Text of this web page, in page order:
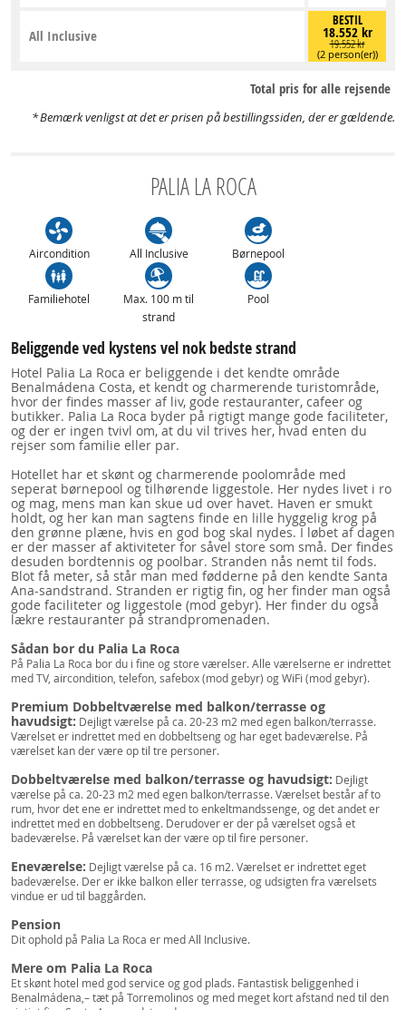
BESTIL
18.552 kr
19.552 kr
(2 person(er))
All Inclusive
Total pris for alle rejsende
Bemærk venligst at det er prisen på bestillingssiden, der er gældende.
PALIA LA ROCA
Aircondition All Inclusive Børnepool
Familiehotel
Max. 100 m til
strand
Pool
Beliggende ved kystens vel nok bedste strand
Hotel Palia La Roca er beliggende i det kendte område
Benalmádena Costa, et kendt og charmerende turistområde,
hvor der findes masser af liv, gode restauranter, cafeer og
butikker. Palia La Roca byder på rigtigt mange gode faciliteter,
og der er ingen tvivl om, at du vil trives her, hvad enten du
rejser som familie eller par.
Hotellet har et skønt og charmerende poolområde med
seperat børnepool og tilhørende liggestole. Her nydes livet i ro
og mag, mens man kan skue ud over havet. Haven er smukt
holdt, og her kan man sagtens finde en lille hyggelig krog på
den grønne plæne, hvis en god bog skal nydes. I løbet af dagen
er der masser af aktiviteter for såvel store som små. Der findes
desuden bordtennis og poolbar. Stranden nås nemt til fods.
Blot få meter, så står man med fødderne på den kendte Santa
Ana-sandstrand. Stranden er rigtig fin, og her finder man også
gode faciliteter og liggestole (mod gebyr). Her finder du også
lækre restauranter på strandpromenaden.
Sådan bor du Palia La Roca
På Palia La Roca bor du i fine og store værelser. Alle værelserne er indrettet
med TV, aircondition, telefon, safebox (mod gebyr) og WiFi (mod gebyr).
Premium Dobbeltværelse med balkon/terrasse og
havudsigt: Dejligt værelse på ca. 20-23 m2 med egen balkon/terrasse.
Værelset er indrettet med en dobbeltseng og har eget badeværelse. På
værelset kan der være op til tre personer.
Dobbeltværelse med balkon/terrasse og havudsigt: Dejligt
værelse på ca. 20-23 m2 med egen balkon/terrasse. Værelset består af to
rum, hvor det ene er indrettet med to enkeltmandssenge, og det andet er
indrettet med en dobbeltseng. Derudover er der på værelset også et
badeværelse. På værelset kan der være op til fire personer.
Eneværelse: Dejligt værelse på ca. 16 m2. Værelset er indrettet eget
badeværelse. Der er ikke balkon eller terrasse, og udsigten fra værelsets
vindue er ud til baggården.
Pension
Dit ophold på Palia La Roca er med All Inclusive.
Mere om Palia La Roca
Et skønt hotel med god service og god plads. Fantastisk beliggenhed i
Benalmádena,– tæt på Torremolinos og med meget kort afstand ned til den